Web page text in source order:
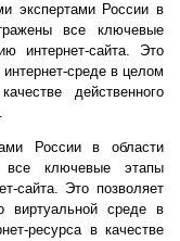
экспертами России в
все ключевые
интернет-сайта. Это
среде в целом
действенного
России в области
все ключевые этапы
сайта. Это позволяет
виртуальной среде в
ресурса в качестве